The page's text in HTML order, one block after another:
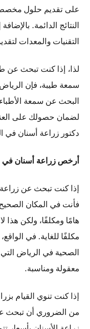
على تقديم حلول
النتائج الدائمة.
التقنيات والمعدات
لذا، إذا كنت تبحث عن
سمعة طيبة، فإن
البحث عن سمعة
لضمان حصولك على
دكتور زراعة أسنان في
أرخص زراعة أسنان في
إذا كنت تبحث عن
فأنت في المكان
هامًا ومكلفًا، ولكن هذا
مكلفًا للغاية. في
الصحية في الرياض
معقولة ومناسبة.
إذا كنت تنوي القيام
من الضروري أن تبحث